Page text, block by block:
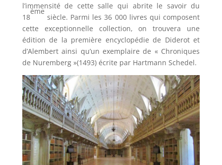
l’immensité de cette salle qui abrite le savoir du
18
ème
siècle. Parmi les 36 000 livres qui composent
cette exceptionnelle collection, on trouvera une
édition de la première encyclopédie de Diderot et
d’Alembert ainsi qu’un exemplaire de « Chroniques
de Nuremberg »(1493) écrite par Hartmann Schedel.